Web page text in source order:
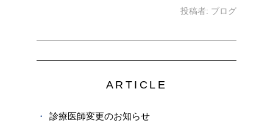
投稿者: ブログ
ARTICLE
診療医師変更のお知らせ